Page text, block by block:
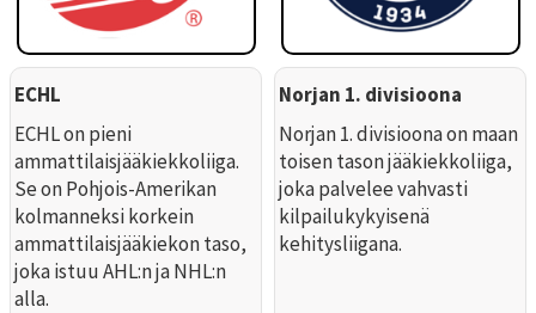
ECHL
ECHL on pieni
ammattilaisjääkiekkoliiga.
Se on Pohjois-Amerikan
kolmanneksi korkein
ammattilaisjääkiekon taso,
joka istuu AHL:n ja NHL:n
alla.
Norjan 1. divisioona
Norjan 1. divisioona on maan
toisen tason jääkiekkoliiga,
joka palvelee vahvasti
kilpailukykyisenä
kehitysliigana.